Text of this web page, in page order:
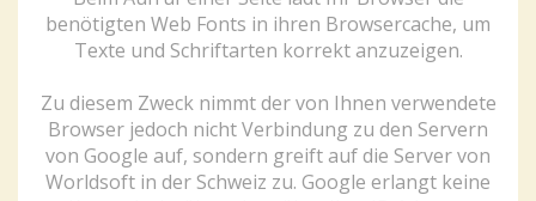
benötigten Web Fonts in ihren Browsercache, um
Texte und Schriftarten korrekt anzuzeigen.
Zu diesem Zweck nimmt der von Ihnen verwendete
Browser jedoch nicht Verbindung zu den Servern
von Google auf, sondern greift auf die Server von
Worldsoft in der Schweiz zu. Google erlangt keine